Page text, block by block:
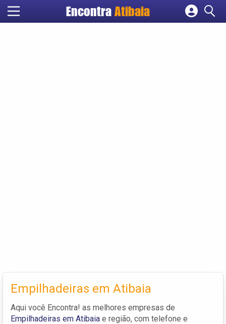
Encontra Atibaia
Empilhadeiras em Atibaia
Aqui você Encontra! as melhores empresas de
Empilhadeiras em Atibaia e região, com telefone e